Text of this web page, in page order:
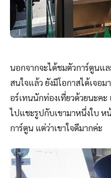
นอกจากจะได้ชมตัวการ์ตูนแ
สนใจแล้ว ยังมีโอกาสได้เจอ
อร์เทนนักท่องเที่ยวด้วยนะค
ไปแชะรูปกับเขามาหนึ่งใบ
การ์ตูน แต่ว่าเขาใจดีมากค่ะ